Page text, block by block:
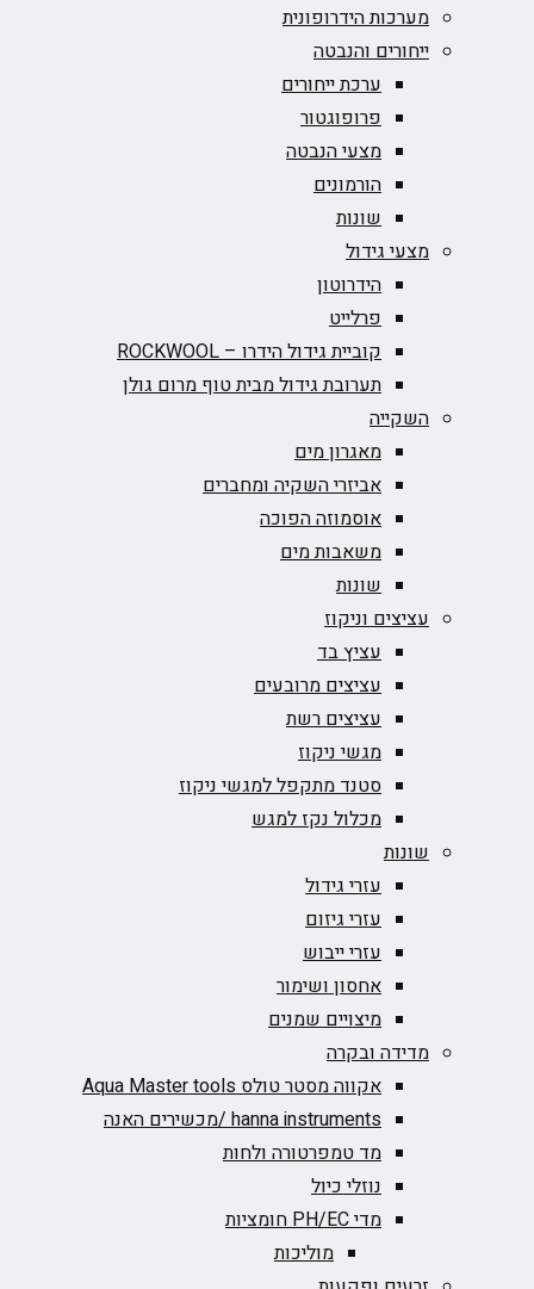
מערכות הידרופונית
ייחורים והנבטה
ערכת ייחורים
פרופוגטור
מצעי הנבטה
הורמונים
שונות
מצעי גידול
הידרוטון
פרלייט
קוביית גידול הידרו – ROCKWOOL‏
תערובת גידול מבית טוף מרום גולן
השקייה
מאגרון מים
אביזרי השקיה ומחברים
אוסמוזה הפוכה
משאבות מים
שונות
עציצים וניקוז
עציץ בד
עציצים מרובעים
עציצים רשת
מגשי ניקוז
סטנד מתקפל למגשי ניקוז
מכלול נקז למגש
שונות
עזרי גידול
עזרי גיזום
עזרי ייבוש
אחסון ושימור
מיצויים שמנים
מדידה ובקרה
אקווה מסטר טולס Aqua Master tools
hanna instruments /מכשירים האנה
מד טמפרטורה ולחות
נוזלי כיול
מדי PH/EC חומציות
מוליכות